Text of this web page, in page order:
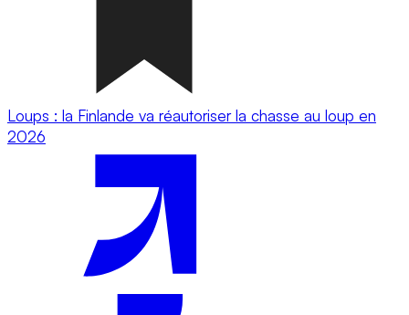
Loups : la Finlande va réautoriser la chasse au loup en
2026